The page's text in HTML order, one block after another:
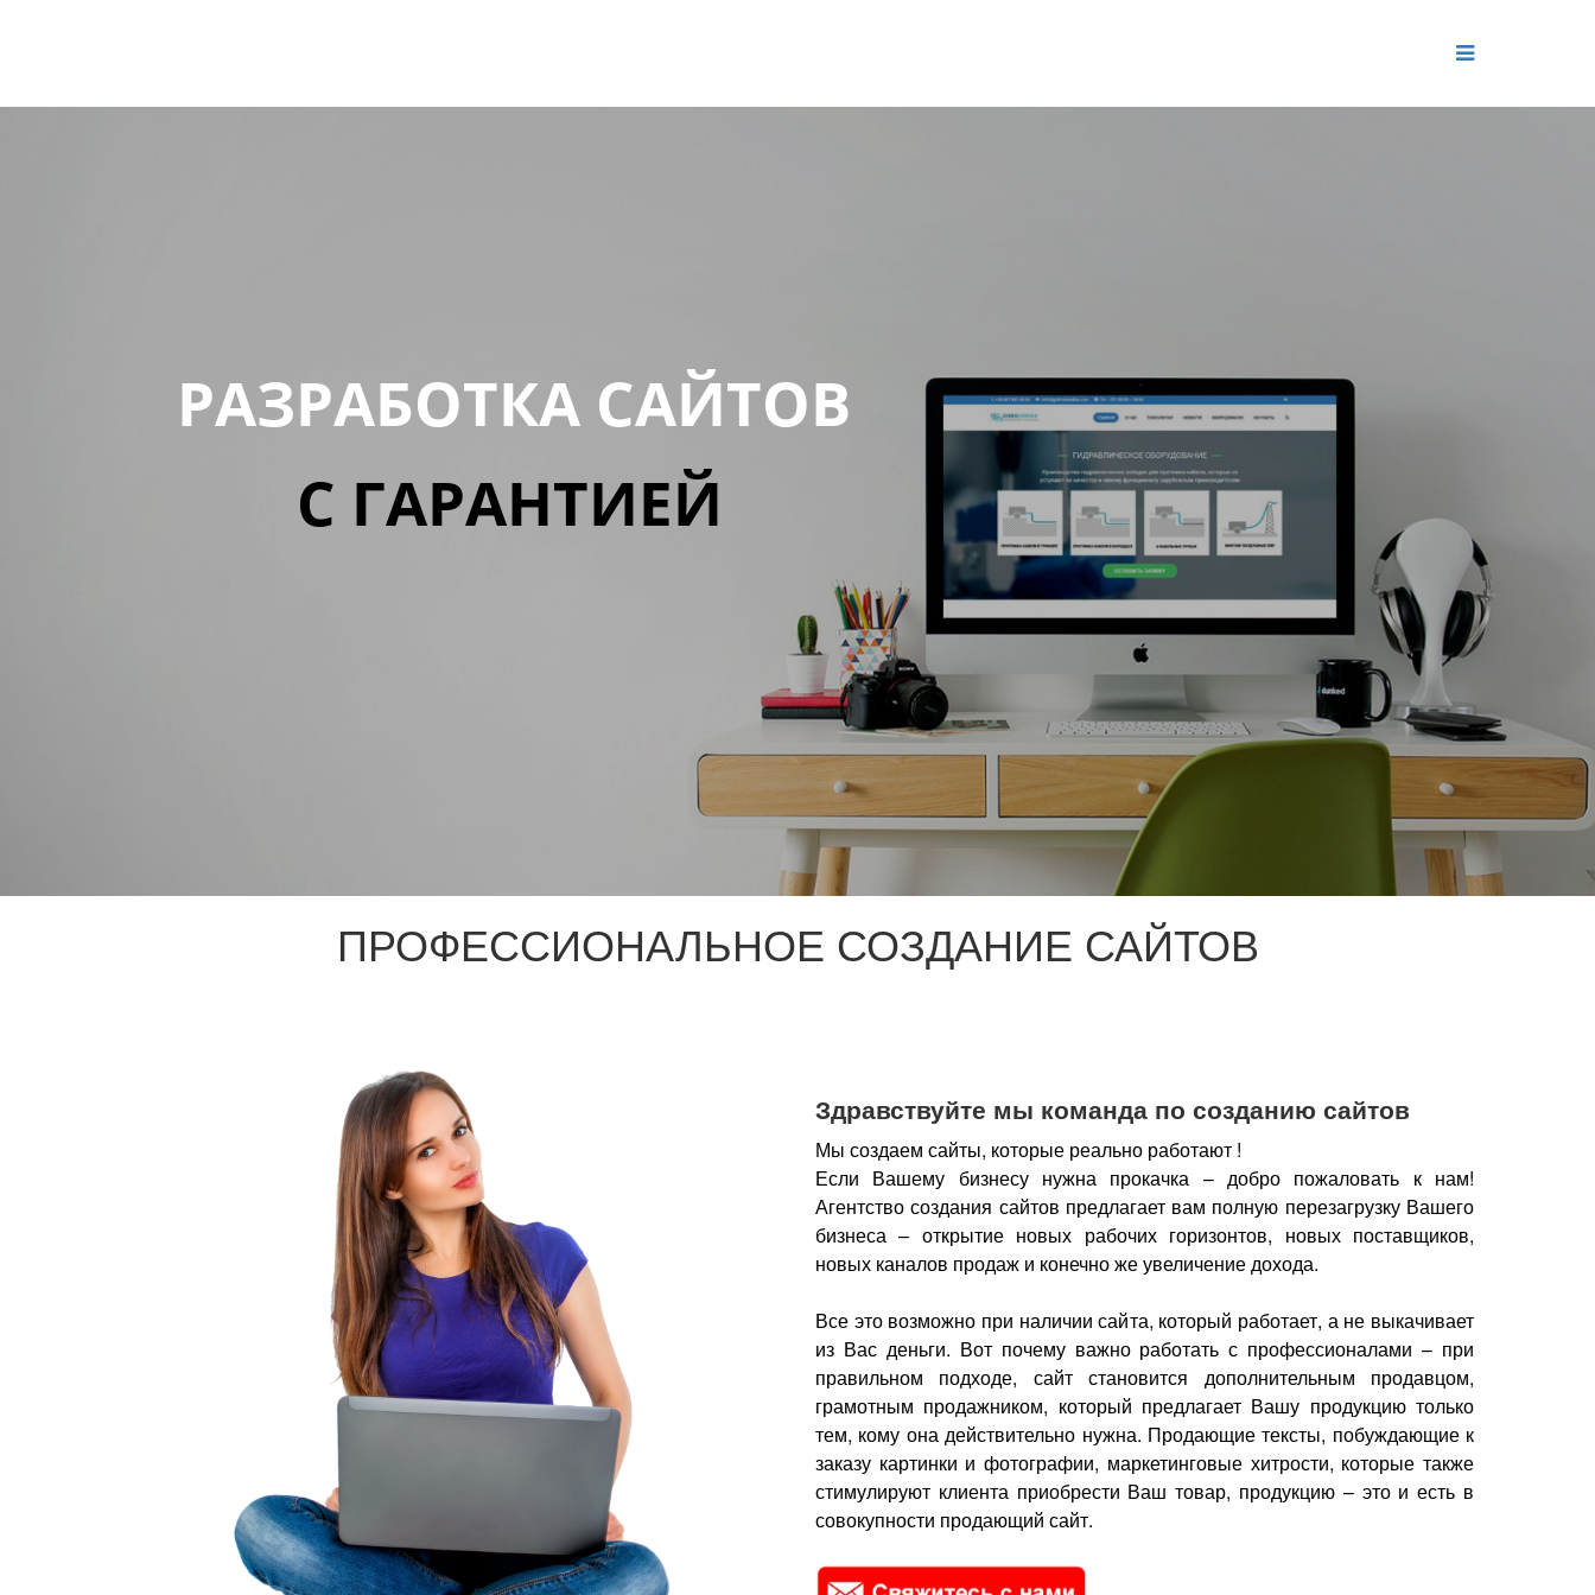
РАЗРАБОТКА САЙТОВ
С ГАРАНТИЕЙ
ПРОФЕССИОНАЛЬНОЕ СОЗДАНИЕ САЙТОВ
Здравствуйте мы команда по созданию сайтов
Мы создаем сайты, которые реально работают !
Если Вашему бизнесу нужна прокачка – добро пожаловать к нам!
Агентство создания сайтов предлагает вам полную перезагрузку Вашего
бизнеса – открытие новых рабочих горизонтов, новых поставщиков,
новых каналов продаж и конечно же увеличение дохода.
Все это возможно при наличии сайта, который работает, а не выкачивает
из Вас деньги. Вот почему важно работать с профессионалами – при
правильном подходе, сайт становится дополнительным продавцом,
грамотным продажником, который предлагает Вашу продукцию только
тем, кому она действительно нужна. Продающие тексты, побуждающие к
заказу картинки и фотографии, маркетинговые хитрости, которые также
стимулируют клиента приобрести Ваш товар, продукцию – это и есть в
совокупности продающий сайт.